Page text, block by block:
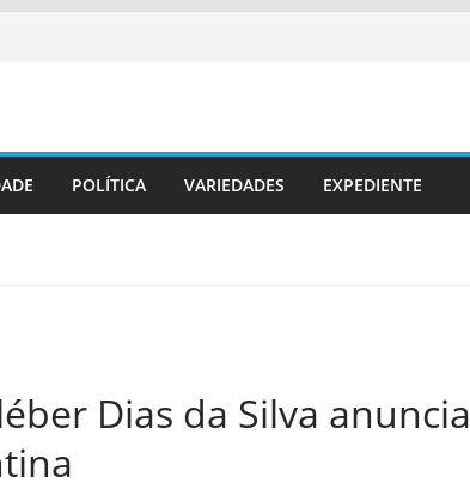
POLÍTICA VARIEDADES EXPEDIENTE
Dias da Silva anuncia